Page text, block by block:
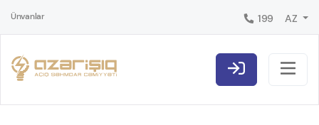
Ünvanlar 199 AZ